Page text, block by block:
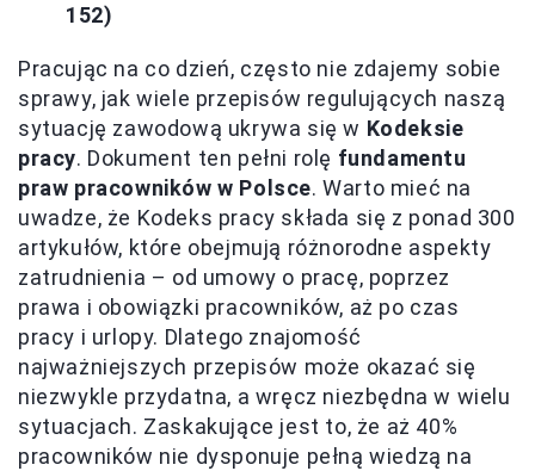
152)
Pracując na co dzień, często nie zdajemy sobie
sprawy, jak wiele przepisów regulujących naszą
sytuację zawodową ukrywa się w Kodeksie
pracy. Dokument ten pełni rolę fundamentu
praw pracowników w Polsce. Warto mieć na
uwadze, że Kodeks pracy składa się z ponad 300
artykułów, które obejmują różnorodne aspekty
zatrudnienia – od umowy o pracę, poprzez
prawa i obowiązki pracowników, aż po czas
pracy i urlopy. Dlatego znajomość
najważniejszych przepisów może okazać się
niezwykle przydatna, a wręcz niezbędna w wielu
sytuacjach. Zaskakujące jest to, że aż 40%
pracowników nie dysponuje pełną wiedzą na